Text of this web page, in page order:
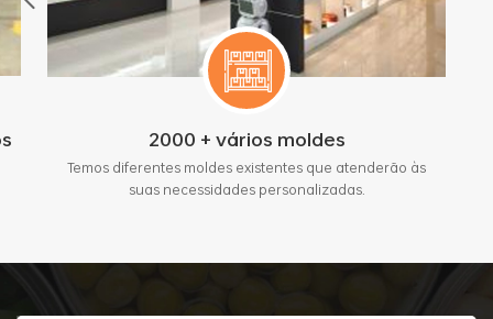
2000 + vários moldes
Temos diferentes moldes existentes que atenderão às
suas necessidades personalizadas.